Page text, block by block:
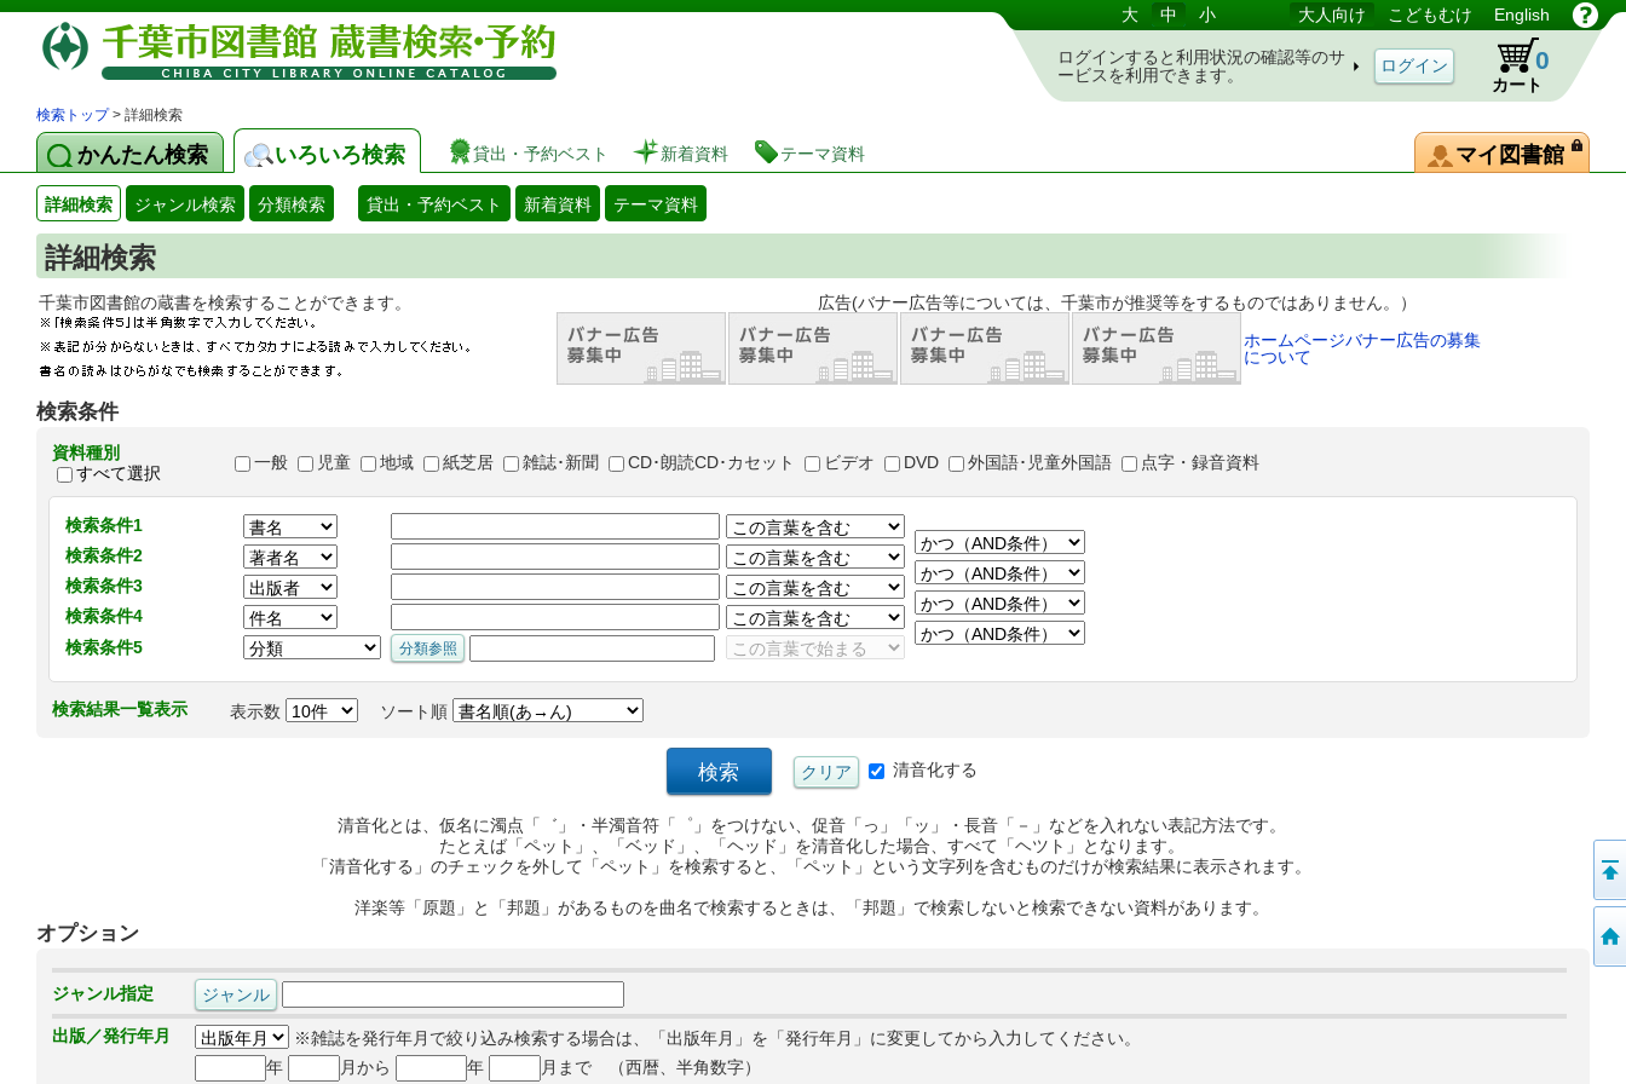
図書館 蔵書検索・予約システム 大 中 小 大人向け こどもむけ English
ログインすると利用状況の確認等のサ
ービスを利用できます。
カート
0
検索トップ> 詳細検索
かんたん検索 いろいろ検索 貸出・予約ベスト 新着資料 テーマ資料 マイ図書館
詳細検索 ジャンル検索 分類検索 貸出・予約ベスト 新着資料 テーマ資料
詳細検索
千葉市図書館の蔵書を検索することができます。 広告(バナー広告等については、千葉市が推奨等をするものではありません。）
ホームページバナー広告の募集
について
検索条件
資料種別
すべて選択
一般 児童 地域 紙芝居 雑誌･新聞 CD･朗読CD･カセット ビデオ DVD 外国語･児童外国語 点字・録音資料
検索条件1
検索条件2
検索条件3
検索条件4
検索条件5
検索結果一覧表示 表示数 ソート順
清音化する
清音化とは、仮名に濁点「゛」・半濁音符「゜」をつけない、促音「っ」「ッ」・長音「－」などを入れない表記方法です。
たとえば「ペット」、「ベッド」、「ヘッド」を清音化した場合、すべて「ヘツト」となります。
「清音化する」のチェックを外して「ペット」を検索すると、「ペット」という文字列を含むものだけが検索結果に表示されます。
洋楽等「原題」と「邦題」があるものを曲名で検索するときは、「邦題」で検索しないと検索できない資料があります。
オプション
ジャンル指定
出版／発行年月
※雑誌を発行年月で絞り込み検索する場合は、「出版年月」を「発行年月」に変更してから入力してください。
年
月から 年 月まで （西暦、半角数字）